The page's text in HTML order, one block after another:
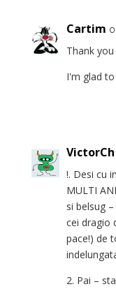
Cartim
Thank
I'm glad
VictorCh
!. Desi cu
MULTI
si belsug
cei dragio
pace!) de
2. Pai –